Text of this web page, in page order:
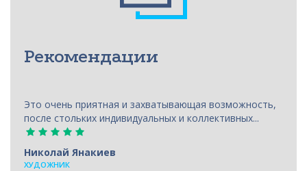
Рекомендации
Это очень приятная и захватывающая возможность,
после стольких индивидуальных и коллективных...
Николай Янакиев
ХУДОЖНИК